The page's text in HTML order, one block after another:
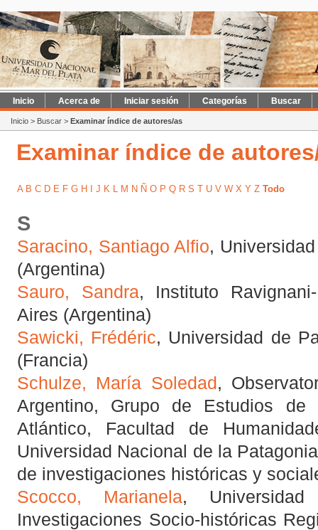
Inicio Acerca de Iniciar sesión Categorías Buscar
Inicio > Buscar > Examinar índice de autores/as
Examinar índice de
A B C D E F G H J K M N Ñ O P Q R S T U V W X Y Z Todo
S
Saracino, Santiago Alfio,
(Argentina)
Sauro, Sandra, Instituto
Aires (Argentina)
Sawicki, Frédéric, Universidad de
(Francia)
Schulze, María Soledad,
Argentino, Grupo de Estudios
Atlántico, Facultad de
Universidad Nacional de la
de investigaciones históricas y
Scocco, Marianela,
Investigaciones Socio-históricas